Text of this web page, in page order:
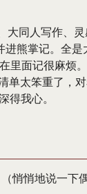
大同人写作、灵
熊掌记。全是
里面记很麻烦。
单太笨重了，
得我心。
悄悄地说一下